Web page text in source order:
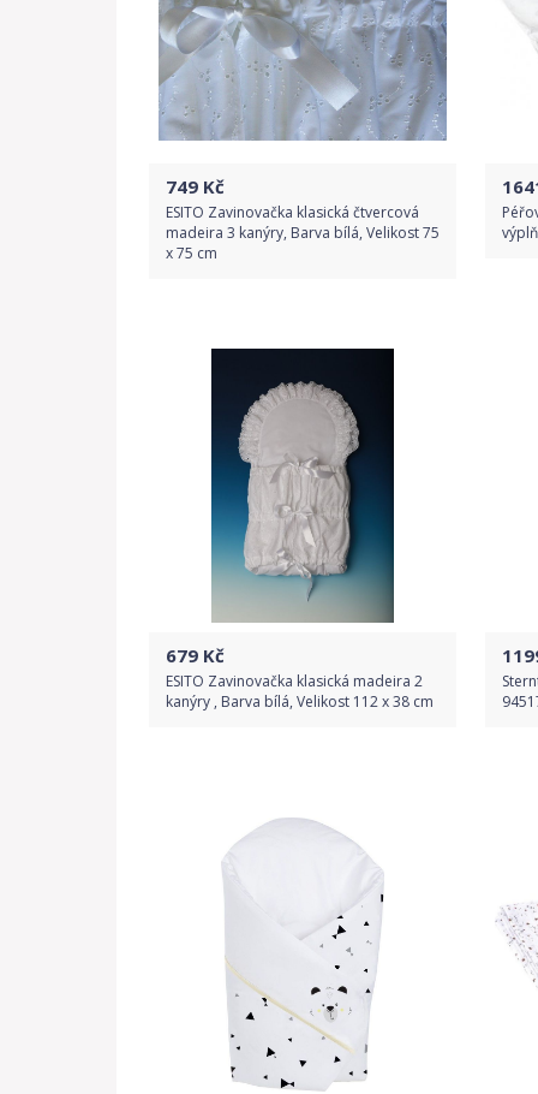
749 Kč
ESITO Zavinovačka klasická čtvercová
madeira 3 kanýry, Barva bílá, Velikost 75
x 75 cm
Detail produktu
679 Kč
ESITO Zavinovačka klasická madeira 2
kanýry , Barva bílá, Velikost 112 x 38 cm
Detail produktu